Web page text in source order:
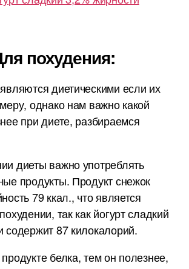
похудения:
диетическими если их
однако нам важно какой
при диете, разбираемся
диеты важно употреблять
продукты. Продукт снежок
79 ккал., что является
так как йогурт сладкий
содержит 87 килокалорий.
белка, тем он полезнее,